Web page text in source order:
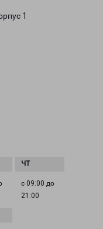
1
с 09:00 до
21:00